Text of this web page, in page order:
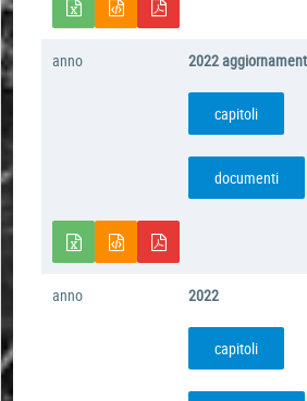
anno 2022
capitoli
documenti
anno 2022
capitoli